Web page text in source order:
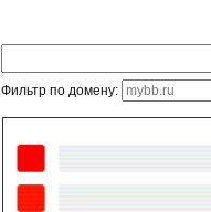
Фильтр по домену: